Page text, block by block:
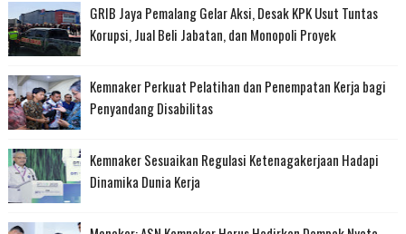
GRIB Jaya Pemalang Gelar Aksi, Desak KPK Usut Tuntas
Korupsi, Jual Beli Jabatan, dan Monopoli Proyek
Kemnaker Perkuat Pelatihan dan Penempatan Kerja bagi
Penyandang Disabilitas
Kemnaker Sesuaikan Regulasi Ketenagakerjaan Hadapi
Dinamika Dunia Kerja